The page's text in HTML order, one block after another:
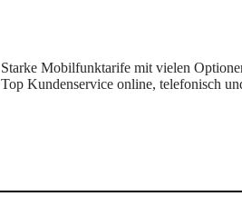
Starke Mobilfunktarife mit vielen
Top Kundenservice online, telefonisch